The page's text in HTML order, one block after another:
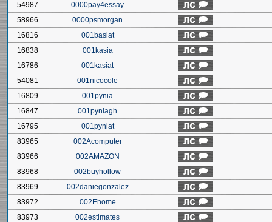
54987
0000pay4essay
58966
0000psmorgan
16816
001basiat
16838
001kasia
16786
001kasiat
54081
001nicocole
16809
001pynia
16847
001pyniagh
16795
001pyniat
83965
002Acomputer
83966
002AMAZON
83968
002buyhollow
83969
002daniegonzalez
83972
002Ehome
83973
002estimates